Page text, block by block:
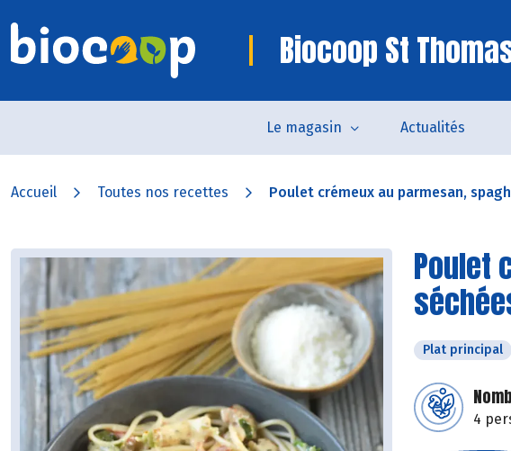
Biocoop St
Le magasin Actualités
Accueil Toutes nos recettes Poulet crémeux au parmesan,
Poulet
Plat principal
4